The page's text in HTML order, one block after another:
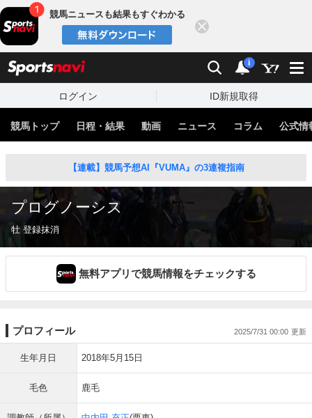
競馬ニュースも結果もすぐわかる
検索 通知
i
ログイン ID新規取得
競馬トップ 日程・結果 動画 ニュース コラム 公式情
【連載】競馬予想AI『VUMA』の3連複指南
プログノーシス
牡 登録抹消
無料アプリで競馬情報をチェックする
プロフィール 2025/7/31 00:00
生年月日 2018年5月15日
毛色 鹿毛